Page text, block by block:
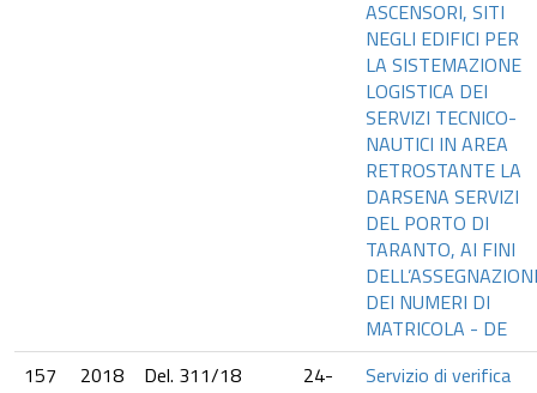
ASCENSORI, SITI
NEGLI EDIFICI PER
LA SISTEMAZIONE
LOGISTICA DEI
SERVIZI TECNICO-
NAUTICI IN AREA
RETROSTANTE LA
DARSENA SERVIZI
DEL PORTO DI
TARANTO, AI FINI
DEI NUMERI DI
MATRICOLA - DE
157
2018 Del. 311/18
24-
Servizio di verifica